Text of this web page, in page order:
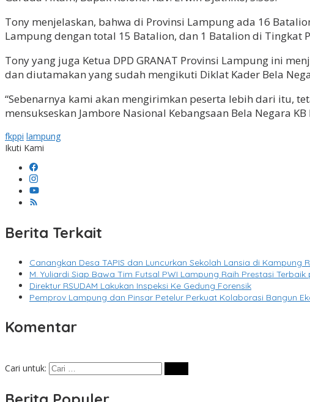
Tony menjelaskan, bahwa di Provinsi Lampung ada 16
Lampung dengan total 15 Batalion, dan 1 Batalion di Tingkat
Tony yang juga Ketua DPD GRANAT Provinsi Lampung ini
dan diutamakan yang sudah mengikuti Diklat Kader Bela
“Sebenarnya kami akan mengirimkan peserta lebih dari itu,
mensukseskan Jambore Nasional Kebangsaan Bela Negara KB
fkppi lampung
Ikuti Kami
Berita Terkait
Canangkan Desa TAPIS dan Luncurkan Sekolah Lansia di
M. Yuliardi Siap Bawa Tim Futsal PWI Lampung Raih Prestasi
Direktur RSUDAM Lakukan Inspeksi Ke Gedung Forensik
Pemprov Lampung dan Pinsar Petelur Perkuat Kolaborasi Bangun
Komentar
Cari untuk: